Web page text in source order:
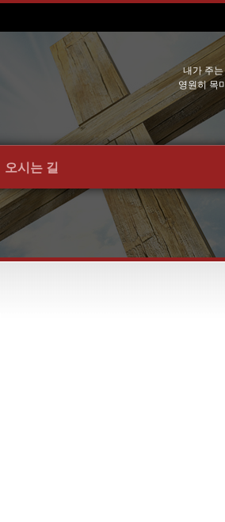
내가 주
영원히 목
오시는 길